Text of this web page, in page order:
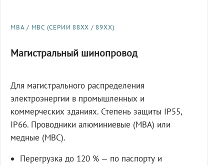
МВА / МВС (СЕРИИ 88XX / 89XX)
Магистральный шинопровод
Для магистрального распределения
электроэнергии в промышленных и
коммерческих зданиях. Степень защиты IP55,
IP66. Проводники алюминиевые (МВА) или
медные (МВС).
Перегрузка до 120 % — по паспорту и